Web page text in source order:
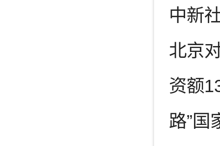
中新
北京
资额
路”国